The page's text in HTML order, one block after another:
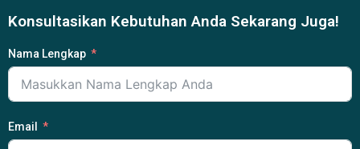
Konsultasikan Kebutuhan Anda Sekarang Juga!
Nama Lengkap
Email